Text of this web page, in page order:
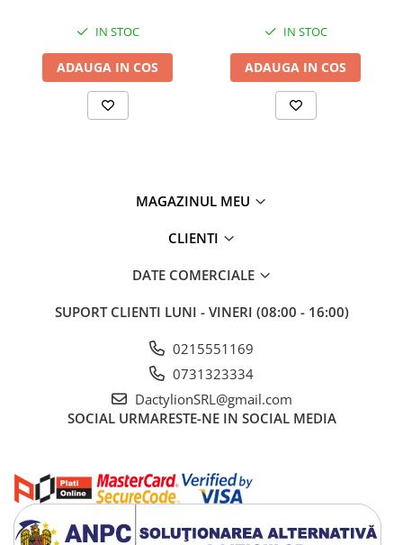
IN STOC
ADAUGA IN COS
obligatoriu pentru
autoturisme
IN STOC
ADAUGA IN COS
MAGAZINUL MEU
CLIENTI
DATE COMERCIALE
SUPORT CLIENTI LUNI - VINERI (08:00 - 16:00)
0215551169
0731323334
DactylionSRL@gmail.com
SOCIAL URMARESTE-NE IN SOCIAL MEDIA